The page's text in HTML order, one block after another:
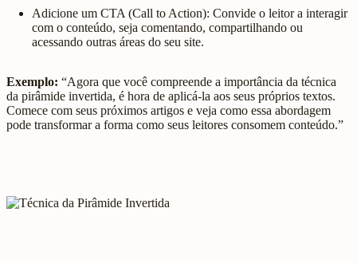
Adicione um CTA (Call to Action): Convide o leitor a interagir
com o conteúdo, seja comentando, compartilhando ou
acessando outras áreas do seu site.
Exemplo: “Agora que você compreende a importância da técnica
da pirâmide invertida, é hora de aplicá-la aos seus próprios textos.
Comece com seus próximos artigos e veja como essa abordagem
pode transformar a forma como seus leitores consomem conteúdo.”